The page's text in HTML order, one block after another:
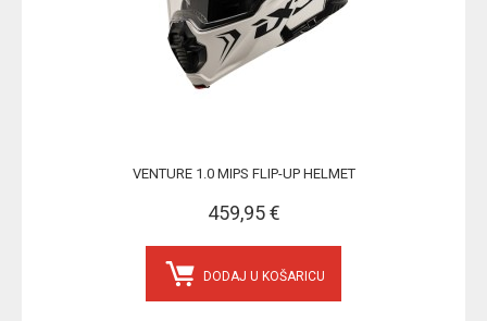
VENTURE 1.0 MIPS FLIP-UP HELMET
459,95 €
DODAJ U KOŠARICU